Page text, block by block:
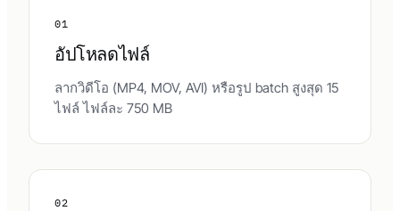
01
อัปโหลดไฟล์
ลากวิดีโอ (MP4, MOV, AVI) หรือรูป batch สูงสุด 15
ไฟล์ ไฟล์ละ 750 MB
02